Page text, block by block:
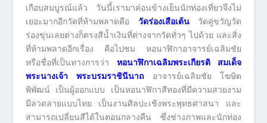
เกือบสมบูรณ์แล้ว วันนี้เรามาค่อนข้างเย็นนักท่องเที่ยวจึงไม่
เยอะมากอีกวัดที่ห้ามพลาดคือ วัดร่องเสือเต้นวัดคู่ขวัญวัด
ร่องขุ่นเลยต่างก็ตรงสีน้ำเงินที่ต่างจากวัดทั่วๆ ไปด้วย และสิ่ง
ที่ห้ามพลาดอีกเรื่อง คือไปชม หอนาฬิกาอาจารย์เฉลิมชัย
หรือชื่อที่เป็นทางการว่า
หอนาฬิกาเฉลิมพระเกียรติ สมเด็จ
พระนางเจ้า พระบรมราชินีนาถ อาจารย์เฉลิมชัย โฆษิต
พิพัฒน์ เป็นผู้ออกแบบ เป็นหอนาฬิกาสีทองที่มีความสวยงาม
มีลวดลายแบบไทย เป็นงานศิลปะเชิงพระพุทธศาสนา และ
สามารถเปลี่ยนสีได้ในตอนกลางคืน ซึ่งช่างภาพและนักท่อง